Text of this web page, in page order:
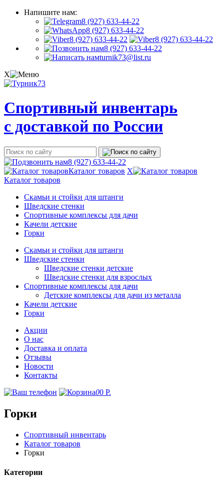
Напишите нам:
8 (927) 633-44-22
8 (927) 633-44-22
8 (927) 633-44-22
8 (927) 633-44-22
8 (927) 633-44-22
turnik73@list.ru
X
Спортивный инвентарь
с доставкой по России
8 (927) 633-44-22
Каталог товаров X
Каталог товаров
Скамьи и стойки для штанги
Шведские стенки
Спортивные комплексы для дачи
Качели детские
Горки
Скамьи и стойки для штанги
Шведские стенки
Шведские стенки детские
Шведские стенки для взрослых
Спортивные комплексы для дачи
Детские комплексы для дачи из металла
Качели детские
Горки
Акции
О нас
Доставка и оплата
Отзывы
Новости
Контакты
00 Р.
Горки
Спортивный инвентарь
Каталог товаров
Горки
Категории